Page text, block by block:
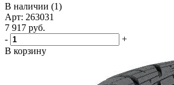
В наличии (1)
Арт: 263031
7 917 руб.
-
+
В корзину